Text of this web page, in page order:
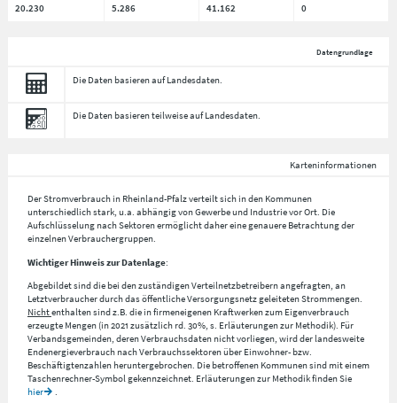
20.230 5.286 41.162 0
Datengrundlage
Die Daten basieren auf Landesdaten.
Die Daten basieren teilweise auf Landesdaten.
Karteninformationen
Der Stromverbrauch in Rheinland-Pfalz verteilt sich in den Kommunen
unterschiedlich stark, u.a. abhängig von Gewerbe und Industrie vor Ort. Die
Aufschlüsselung nachSektorenermöglicht daher eine genauere Betrachtung der
einzelnen Verbrauchergruppen.
Wichtiger Hinweis zur Datenlage:
Abgebildet sind die bei den zuständigen Verteilnetzbetreibern angefragten, an
Letztverbraucher durch das öffentliche Versorgungsnetz geleiteten Strommengen.
Nichtenthalten sind z.B. die in firmeneigenen Kraftwerken zum Eigenverbrauch
erzeugte Mengen (in 2021 zusätzlich rd. 30%, s. Erläuterungen zur Methodik). Für
Verbandsgemeinden, deren Verbrauchsdaten nicht vorliegen, wird der landesweite
Endenergieverbrauch nach Verbrauchssektoren über Einwohner- bzw.
Beschäftigtenzahlen heruntergebrochen. Die betroffenen Kommunen sind mit einem
Taschenrechner-Symbol gekennzeichnet. Erläuterungen zur Methodik finden Sie
hier
.